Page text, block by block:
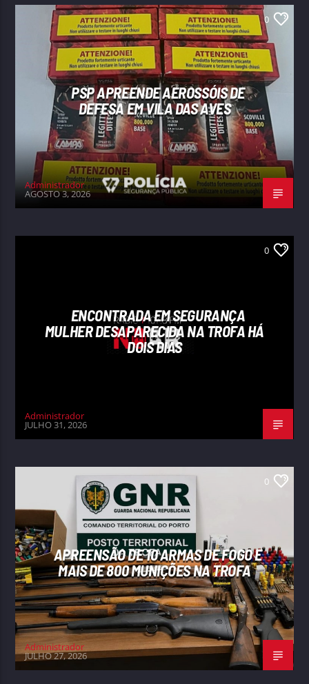
0
PSP APREENDE AEROSSÓIS DE
DEFESA EM VILA DAS AVES
Administrador
AGOSTO 3, 2026
0
ENCONTRADA EM SEGURANÇA
MULHER DESAPARECIDA NA TROFA HÁ
DOIS DIAS
Administrador
JULHO 31, 2026
0
APREENSÃO DE 10 ARMAS DE FOGO E
MAIS DE 800 MUNIÇÕES NA TROFA
Administrador
JULHO 27, 2026